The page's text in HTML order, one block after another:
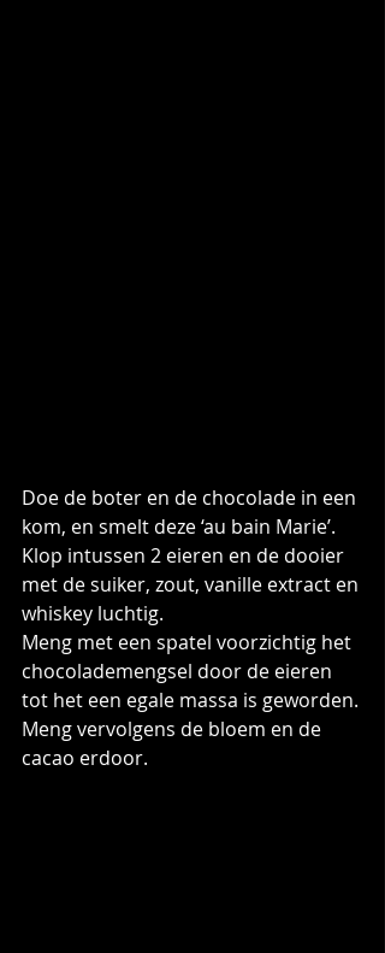
Doe de boter en de chocolade in een
kom, en smelt deze ‘au bain Marie’.
Klop intussen 2 eieren en de dooier
met de suiker, zout, vanille extract en
whiskey luchtig.
Meng met een spatel voorzichtig het
chocolademengsel door de eieren
tot het een egale massa is geworden.
Meng vervolgens de bloem en de
cacao erdoor.